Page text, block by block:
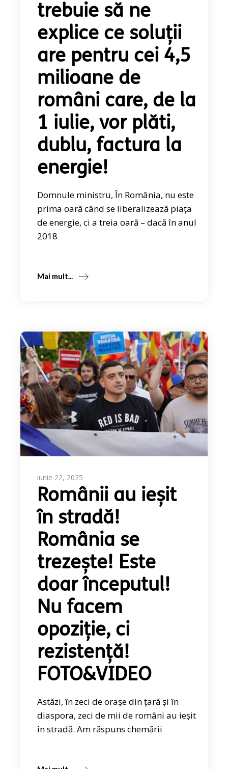
trebuie să ne
explice ce soluții
are pentru cei 4,5
milioane de
români care, de la
1 iulie, vor plăti,
dublu, factura la
energie!
Domnule ministru, În România, nu este
prima oară când se liberalizează piața
de energie, ci a treia oară – dacă în anul
2018
Mai mult...
iunie 22, 2025
Românii au ieșit
în stradă!
România se
trezește! Este
doar începutul!
Nu facem
opoziție, ci
rezistență!
FOTO&VIDEO
Astăzi, în zeci de orașe din țară și în
diaspora, zeci de mii de români au ieșit
în stradă. Am răspuns chemării